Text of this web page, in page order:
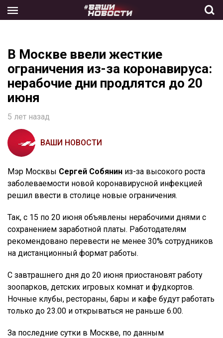
the
В Москве ввели жесткие
ограничения из-за коронавируса:
нерабочие дни продлятся до 20
июня
5 лет назад
ВАШИ НОВОСТИ
Мэр Москвы Сергей Собянин из-за высокого роста
заболеваемости новой коронавирусной инфекцией
решил ввести в столице новые ограничения.
Так, с 15 по 20 июня объявлены нерабочими днями с
сохранением заработной платы. Работодателям
рекомендовано перевести не менее 30% сотрудников
на дистанционный формат работы.
С завтрашнего дня до 20 июня приостановят работу
зоопарков, детских игровых комнат и фудкортов.
Ночные клубы, рестораны, бары и кафе будут работать
только до 23.00 и открываться не раньше 6.00.
За последние сутки в Москве, по данным